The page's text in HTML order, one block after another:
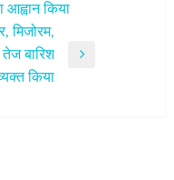
किया
मिजोरम,
बारिश
किया